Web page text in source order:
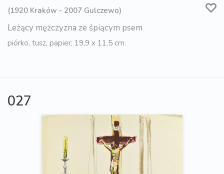
(1920 Kraków - 2007 Gulczewo)
Leżący mężczyzna ze śpiącym psem
piórko, tusz, papier; 19,9 x 11,5 cm.
027